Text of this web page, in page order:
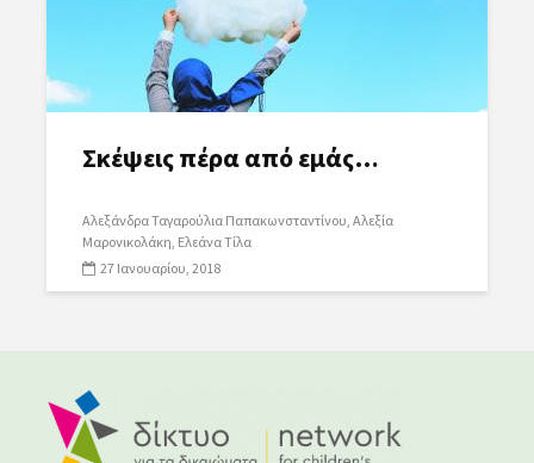
Σκέψεις πέρα από εμάς…
Αλεξάνδρα Ταγαρούλια Παπακωνσταντίνου Αλεξία
Μαρονικολάκη Ελεάνα Τίλα
27 Ιανουαρίου, 2018